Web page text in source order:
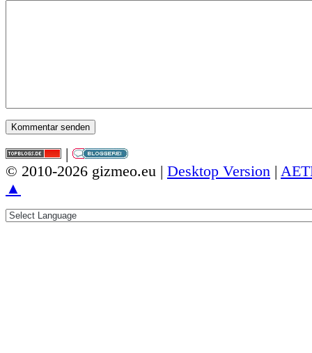
|
© 2010-2026 gizmeo.eu | Desktop Version |
▲